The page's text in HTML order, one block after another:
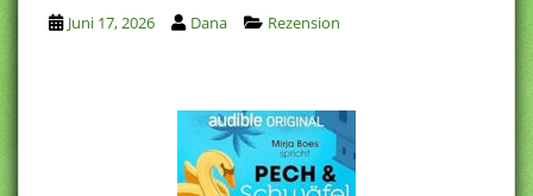
e
n
t
Juni 17, 2026 Dana Rezension